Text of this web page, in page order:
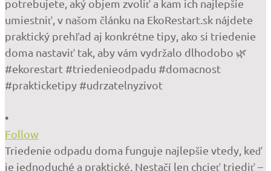
•
Follow
Triedenie odpadu doma funguje najlepšie vtedy, keď
je jednoduché a praktické. Nestačí len chcieť triediť –